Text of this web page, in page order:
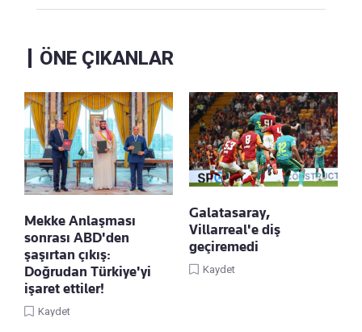
ÖNE ÇIKANLAR
Mekke Anlaşması
sonrası ABD'den
şaşırtan çıkış:
Doğrudan Türkiye'yi
işaret ettiler!
Kaydet
Galatasaray,
Villarreal'e diş
geçiremedi
Kaydet